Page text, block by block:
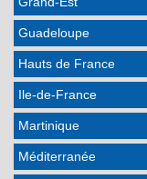
Guadeloupe
Hauts de France
Ile-de-France
Martinique
Méditerranée